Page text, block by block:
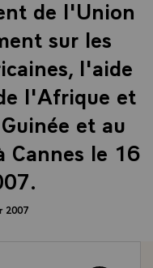
de l'Union
sur les
l'aide
l'Afrique et
et au
Cannes le 16
2007